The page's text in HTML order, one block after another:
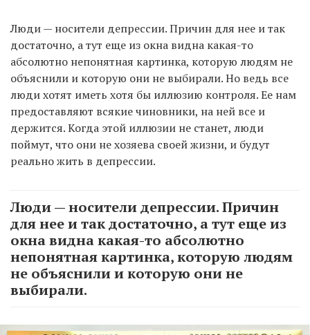
Люди — носители депрессии. Причин для нее и так
достаточно, а тут еще из окна видна какая-то
абсолютно непонятная картинка, которую людям не
объяснили и которую они не выбирали. Но ведь все
люди хотят иметь хотя бы иллюзию контроля. Ее нам
предоставляют всякие чиновники, на ней все и
держится. Когда этой иллюзии не станет, люди
поймут, что они не хозяева своей жизни, и будут
реально жить в депрессии.
Люди — носители депрессии. Причин
для нее и так достаточно, а тут еще из
окна видна какая-то абсолютно
непонятная картинка, которую людям
не объяснили и которую они не
выбирали.